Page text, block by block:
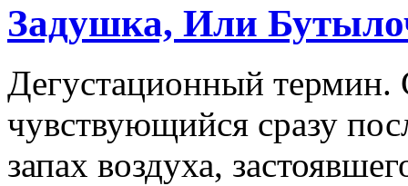
Задушка, Или
Дегустационный термин.
чувствующийся сразу
запах воздуха,